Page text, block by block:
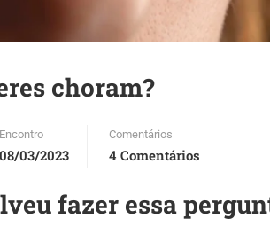
choram?
Encontro
08/03/2023
Comentários
4 Comentários
fazer essa